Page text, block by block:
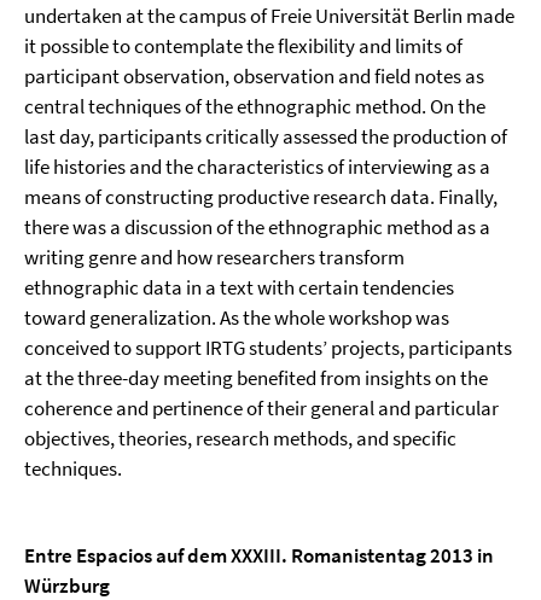
undertaken at the campus of Freie Universität Berlin made
it possible to contemplate the flexibility and limits of
participant observation, observation and field notes as
central techniques of the ethnographic method. On the
last day, participants critically assessed the production of
life histories and the characteristics of interviewing as a
means of constructing productive research data. Finally,
there was a discussion of the ethnographic method as a
writing genre and how researchers transform
ethnographic data in a text with certain tendencies
toward generalization. As the whole workshop was
conceived to support IRTG students’ projects, participants
at the three-day meeting benefited from insights on the
coherence and pertinence of their general and particular
objectives, theories, research methods, and specific
techniques.
Entre Espacios auf dem XXXIII. Romanistentag 2013 in
Würzburg